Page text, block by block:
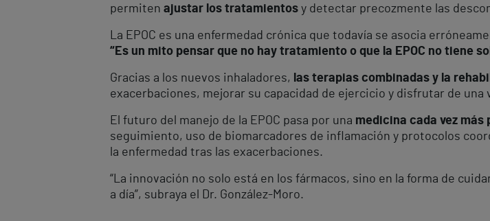
permiten ajustar los tratamientos y detectar precozmente las
La EPOC es una enfermedad crónica que todavía se asocia
“Es un mito pensar que no hay tratamiento o que la EPOC no tiene
Gracias a los nuevos inhaladores, las terapias combinadas y la
exacerbaciones, mejorar su capacidad de ejercicio y disfrutar de una
El futuro del manejo de la EPOC pasa por una medicina cada vez más
seguimiento, uso de biomarcadores de inflamación y protocolos
la enfermedad tras las exacerbaciones.
“La innovación no solo está en los fármacos, sino en la forma de
a día”, subraya el Dr. González-Moro.